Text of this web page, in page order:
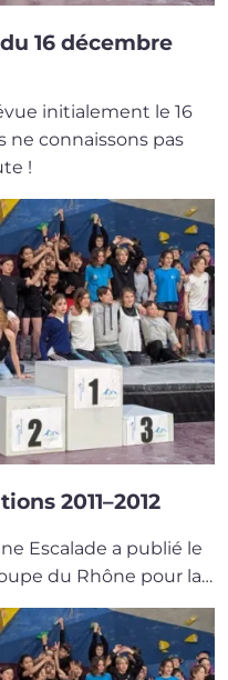
16 décembre
ini­tia­le­ment le 16
ne connais­sons pas
!
2011–2012
Escalade a publié le
du Rhône pour la…